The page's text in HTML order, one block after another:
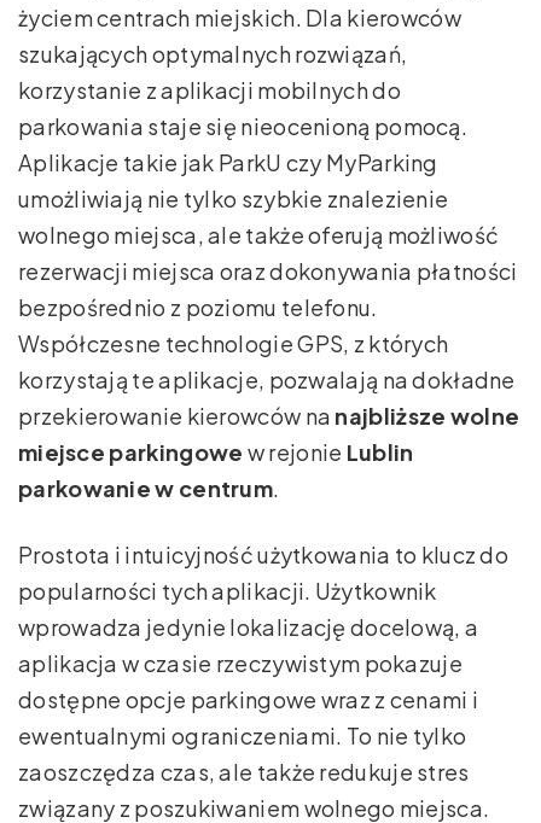
życiem centrach miejskich. Dla kierowców
szukających optymalnych rozwiązań,
korzystanie z aplikacji mobilnych do
parkowania staje się nieocenioną pomocą.
Aplikacje takie jak ParkU czy MyParking
umożliwiają nie tylko szybkie znalezienie
wolnego miejsca, ale także oferują możliwość
rezerwacji miejsca oraz dokonywania płatności
bezpośrednio z poziomu telefonu.
Współczesne technologie GPS, z których
korzystają te aplikacje, pozwalają na dokładne
przekierowanie kierowców na najbliższe wolne
miejsce parkingowe w rejonie Lublin
parkowanie w centrum.
Prostota i intuicyjność użytkowania to klucz do
popularności tych aplikacji. Użytkownik
wprowadza jedynie lokalizację docelową, a
aplikacja w czasie rzeczywistym pokazuje
dostępne opcje parkingowe wraz z cenami i
ewentualnymi ograniczeniami. To nie tylko
zaoszczędza czas, ale także redukuje stres
związany z poszukiwaniem wolnego miejsca.